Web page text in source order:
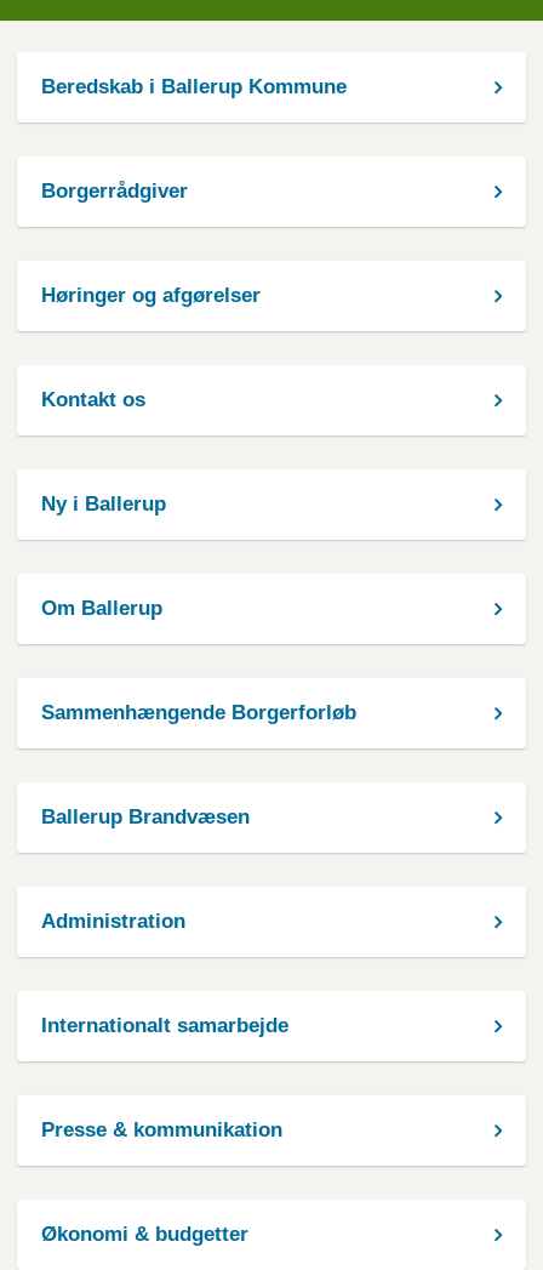
Beredskab i Ballerup Kommune
Borgerrådgiver
Høringer og afgørelser
Kontakt os
Ny i Ballerup
Om Ballerup
Sammenhængende Borgerforløb
Ballerup Brandvæsen
Administration
Internationalt samarbejde
Presse & kommunikation
Økonomi & budgetter